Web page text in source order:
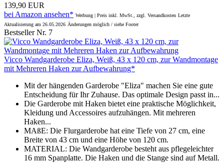
139,90 EUR
bei Amazon ansehen* Werbung | Preis inkl. MwSt., zzgl. Versandkosten Letzte
Aktualisierung am 26.05.2026 Änderungen möglich / siehe Footer
Bestseller Nr. 7
Vicco Wandgarderobe Eliza, Weiß, 43 x 120 cm, zur Wandmontage
mit Mehreren Haken zur Aufbewahrung*
Mit der hängenden Garderobe "Eliza" machen Sie eine gute
Entscheidung für Ihr Zuhause. Das optimale Design passt in...
Die Garderobe mit Haken bietet eine praktische Möglichkeit,
Kleidung und Accessoires aufzuhängen. Mit mehreren
Haken...
MAßE: Die Flurgarderobe hat eine Tiefe von 27 cm, eine
Breite von 43 cm und eine Höhe von 120 cm.
MATERIAL: Die Wandgarderobe besteht aus pflegeleichter
16 mm Spanplatte. Die Haken und die Stange sind auf Metall.